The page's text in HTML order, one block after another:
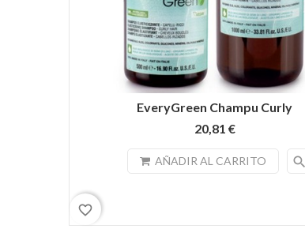
EveryGreen Champu Curly
20,81 €
AÑADIR AL CARRITO search
favorite_border